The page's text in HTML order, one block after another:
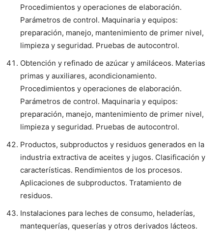
Procedimientos y operaciones de elaboración.
Parámetros de control. Maquinaria y equipos:
preparación, manejo, mantenimiento de primer nivel,
limpieza y seguridad. Pruebas de autocontrol.
Obtención y refinado de azúcar y amiláceos. Materias
primas y auxiliares, acondicionamiento.
Procedimientos y operaciones de elaboración.
Parámetros de control. Maquinaria y equipos:
preparación, manejo, mantenimiento de primer nivel,
limpieza y seguridad. Pruebas de autocontrol.
Productos, subproductos y residuos generados en la
industria extractiva de aceites y jugos. Clasificación y
características. Rendimientos de los procesos.
Aplicaciones de subproductos. Tratamiento de
residuos.
Instalaciones para leches de consumo, heladerías,
mantequerías, queserías y otros derivados lácteos.